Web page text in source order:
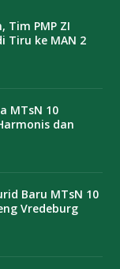
Tim PMP ZI
Tiru ke MAN 2
MTsN 10
dan
Baru MTsN 10
Vredeburg